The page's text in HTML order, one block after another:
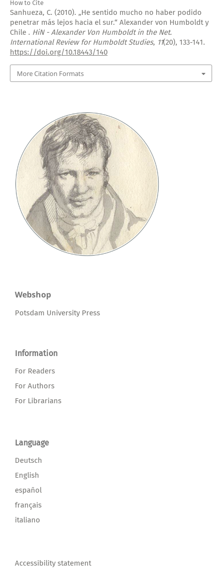
How to Cite
Sanhueza, C. (2010). „He sentido mucho no haber podido
penetrar más lejos hacia el sur.“ Alexander von Humboldt y
Chile . HiN - Alexander Von Humboldt in the Net.
International Review for Humboldt Studies, 11(20), 133-141.
https://doi.org/10.18443/140
More Citation Formats
Webshop
Potsdam University Press
Information
For Readers
For Authors
For Librarians
Language
Deutsch
English
español
français
italiano
Accessibility statement